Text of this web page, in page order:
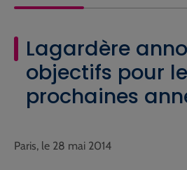
Lagardère
objectifs pour
prochaines
Paris, le 28 mai 2014